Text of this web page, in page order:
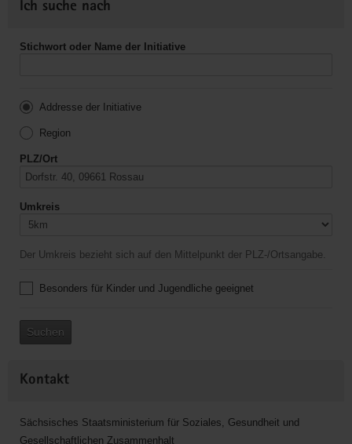
Ich suche nach
Stichwort oder Name der Initiative
Addresse der Initiative
Region
PLZ/Ort
Umkreis
Der Umkreis bezieht sich auf den Mittelpunkt der PLZ-/Ortsangabe.
Besonders für Kinder und Jugendliche geeignet
Suchen
Kontakt
Sächsisches Staatsministerium für Soziales, Gesundheit und
Gesellschaftlichen Zusammenhalt